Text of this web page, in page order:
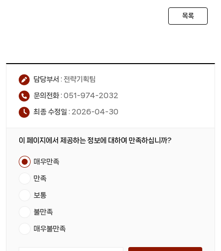
목록
담당부서 : 전략기획팀
문의전화 : 051-974-2032
최종 수정일 : 2026-04-30
이 페이지에서 제공하는 정보에 대하여 만족하십니까?
매우만족
만족
보통
불만족
매우불만족